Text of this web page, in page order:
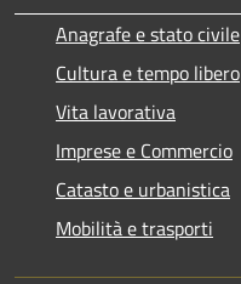
Anagrafe e stato civile
Cultura e tempo libero
Vita lavorativa
Imprese e Commercio
Catasto e urbanistica
Mobilità e trasporti